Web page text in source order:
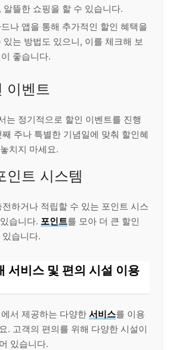
알뜰한 쇼핑을 할 수 있습니다.
나 앱을 통해 추가적인 할인 혜택을
있는 방법도 있으니, 이를 체크해 보
좋습니다.
이벤트
는 정기적으로 할인 이벤트를 진행
주나 특별한 기념일에 맞춰 할인혜
치지 마세요.
인트 시스템
하거나 적립할 수 있는 포인트 시스
습니다. 포인트를 모아 더 큰 할인
습니다.
서비스 및 편의 시설 이용
서 제공하는 다양한 서비스를 이용
. 고객의 편의를 위해 다양한 시설이
있습니다.